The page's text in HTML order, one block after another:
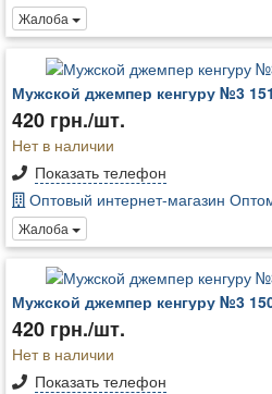
Жалоба
Мужской джемпер кенгуру №3
420 грн./шт.
Нет в наличии
Показать телефон
Оптовый интернет-магазин
Жалоба
Мужской джемпер кенгуру №3
420 грн./шт.
Нет в наличии
Показать телефон